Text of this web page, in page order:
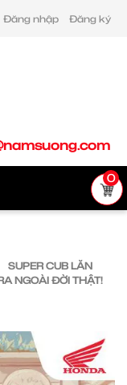
Đăng nhập Đăng ký
0
SUPER CUB LĂN
NGOÀI ĐỜI THẬT!